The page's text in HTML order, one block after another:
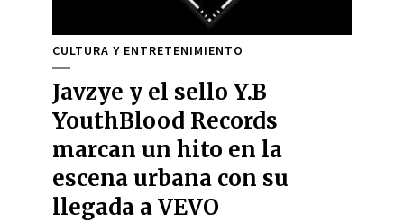
CULTURA Y ENTRETENIMIENTO
Javzye y el sello Y.B
YouthBlood Records
marcan un hito en la
escena urbana con su
llegada a VEVO